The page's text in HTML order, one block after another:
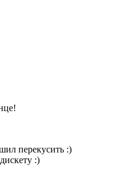
перекусить :)
:)